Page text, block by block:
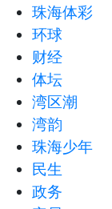
珠海体彩
环球
财经
体坛
湾区潮
湾韵
珠海少年
民生
政务